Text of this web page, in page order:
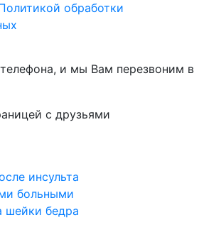
обработки
и мы Вам перезвоним в
с друзьями
инсульта
больными
шейки бедра